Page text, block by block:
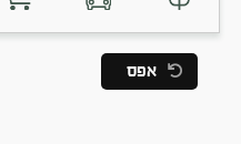
אפס